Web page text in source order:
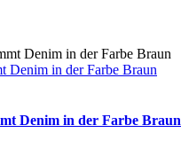
Denim in der Farbe Braun
Denim in der Farbe Braun